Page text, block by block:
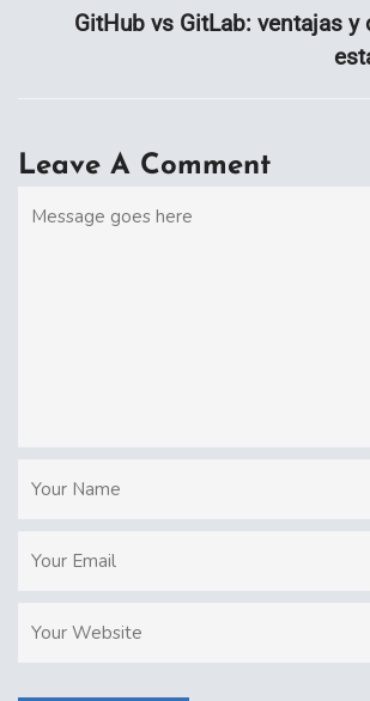
GitHub vs GitLab: ventajas y
Leave A Comment